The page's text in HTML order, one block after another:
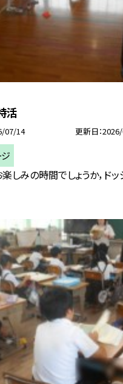
活
07/14 更新日
しみの時間でしょうか，ド